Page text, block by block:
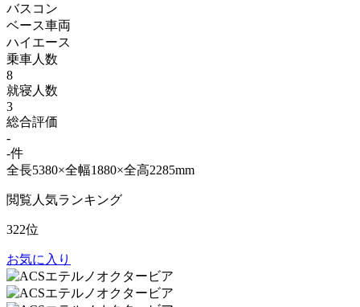
バスコン
ベース車両
ハイエース
乗車人数
8
就寝人数
3
総合評価
-
-件
全長5380×全幅1880×全高2285mm
閲覧人気ランキング
322位
お気に入り